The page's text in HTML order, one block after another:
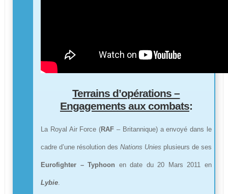
Terrains d’opérations –
Engagements aux combats:
La Royal Air Force (RAF – Britannique) a envoyé dans le
cadre d’une résolution des Nations Unies plusieurs de ses
Eurofighter – Typhoon en date du 20 Mars 2011 en
Lybie.